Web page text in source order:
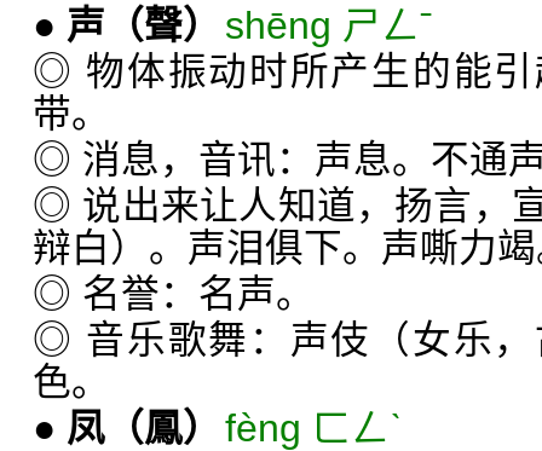
● 声 （聲）
shēng ㄕㄥˉ
◎ 物体振动时所产生的能
带。
◎ 消息，音讯：声息。不通
◎ 说出来让人知道，扬言，
辩白）。声泪俱下。声嘶力
◎ 名誉：名声。
◎ 音乐歌舞：声伎（女乐
色。
● 凤 （鳳） fèng ㄈㄥˋ